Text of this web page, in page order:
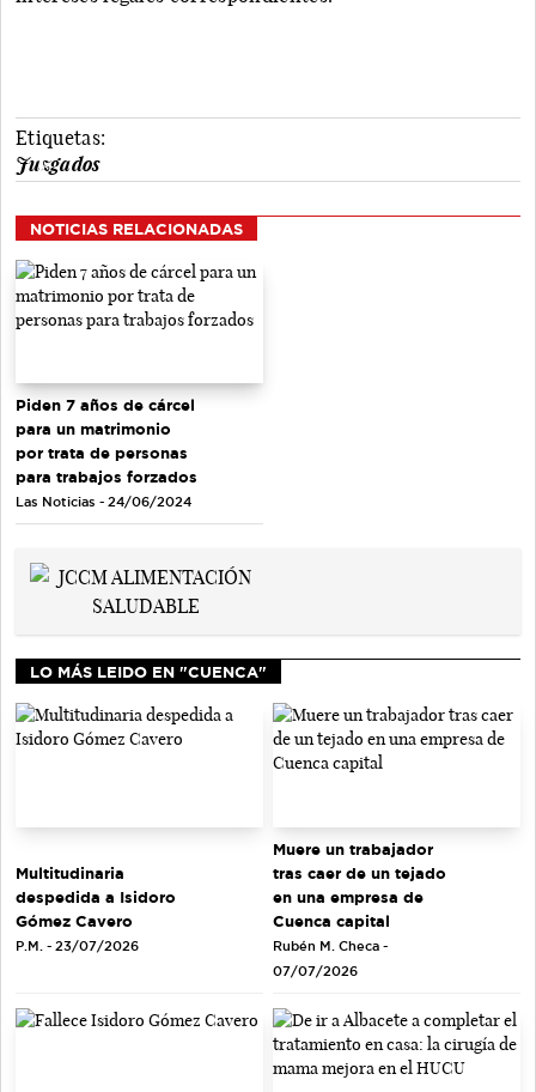
Etiquetas:
Juzgados
NOTICIAS RELACIONADAS
Piden 7 años de cárcel
para un matrimonio
por trata de personas
para trabajos forzados
Las Noticias - 24/06/2024
LO MÁS LEIDO EN "CUENCA"
Multitudinaria
despedida a Isidoro
Gómez Cavero
P.M. - 23/07/2026
Muere un trabajador
tras caer de un tejado
en una empresa de
Cuenca capital
Rubén M. Checa -
07/07/2026